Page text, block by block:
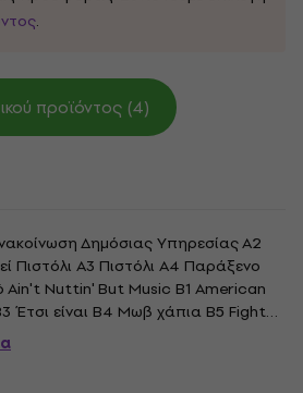
.
προϊόντος (4)
Δημόσιας Υπηρεσίας Α2
Πιστόλι A3 Πιστόλι A4 Παράξενο
Ain't Nuttin' But Music B1 American
Έτσι είναι Β4 Μωβ χάπια B5 Fight
Pimp Like Me C3 Blow My Buzz C4
Night D2 Steve Berman (Skit) Δ3...